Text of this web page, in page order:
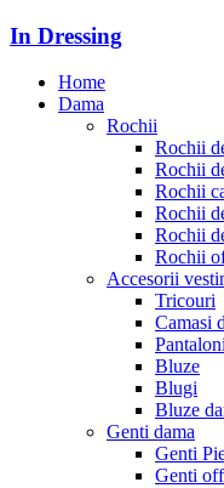
In Dressing
Home
Dama
Rochii
Rochii
Rochii
Rochii
Rochii
Rochii
Rochii
Accesorii
Tricouri
Camasi
Bluze
Blugi
Bluze
Genti dama
Genti
Genti